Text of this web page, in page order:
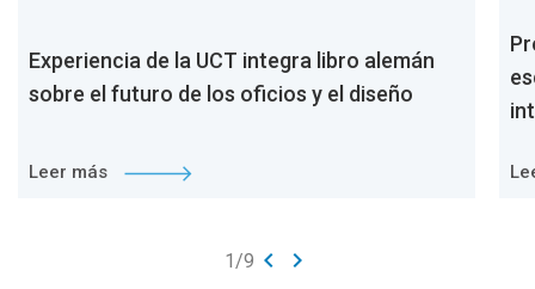
Experiencia de la UCT integra libro alemán
sobre el futuro de los oficios y el diseño
Leer más
1 /9 keyboard_arrow_left keyboard_arrow_right